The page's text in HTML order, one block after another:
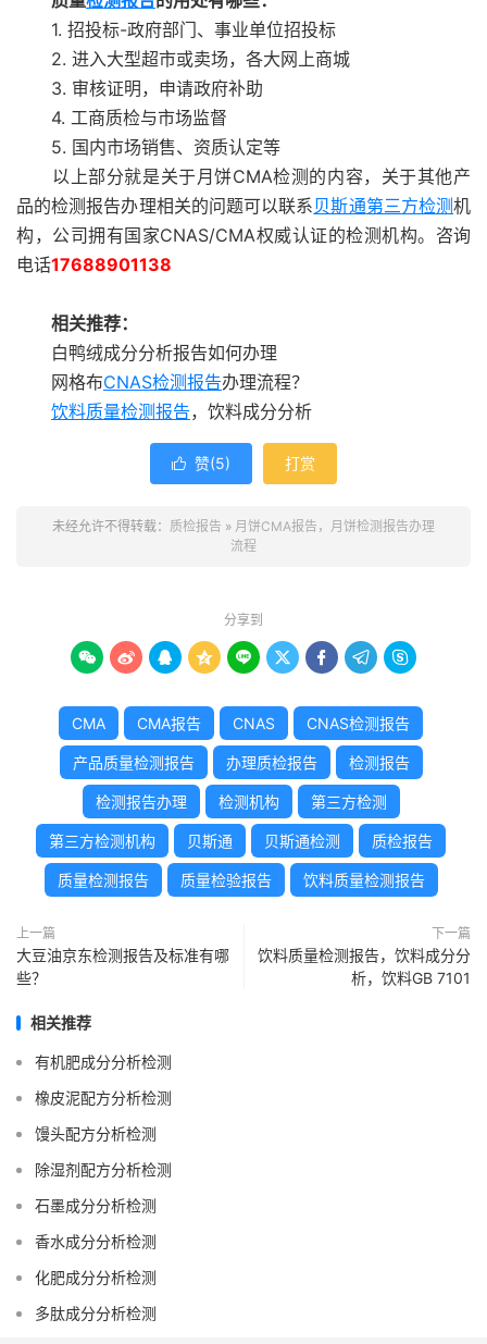
1. 招投标-政府部门、事业单位招投标
2. 进入大型超市或卖场，各大网上商城
3. 审核证明，申请政府补助
4. 工商质检与市场监督
5. 国内市场销售、资质认定等
以上部分就是关于月饼CMA检测的内容，关于其他产
品的检测报告办理相关的问题可以联系贝斯通第三方检测机
构，公司拥有国家CNAS/CMA权威认证的检测机构。咨询
电话17688901138
相关推荐：
白鸭绒成分分析报告如何办理
网格布CNAS检测报告办理流程？
饮料质量检测报告，饮料成分分析
 赞(5) 打赏
未经允许不得转载： 质检报告 » 月饼CMA报告，月饼检测报告办理
流程
分享到
        
CMA CMA报告 CNAS CNAS检测报告
产品质量检测报告 办理质检报告 检测报告
检测报告办理 检测机构 第三方检测
第三方检测机构 贝斯通 贝斯通检测 质检报告
质量检测报告 质量检验报告 饮料质量检测报告
上一篇
大豆油京东检测报告及标准有哪
些？
下一篇
饮料质量检测报告，饮料成分分
析，饮料GB 7101
相关推荐
有机肥成分分析检测
橡皮泥配方分析检测
馒头配方分析检测
除湿剂配方分析检测
石墨成分分析检测
香水成分分析检测
化肥成分分析检测
多肽成分分析检测